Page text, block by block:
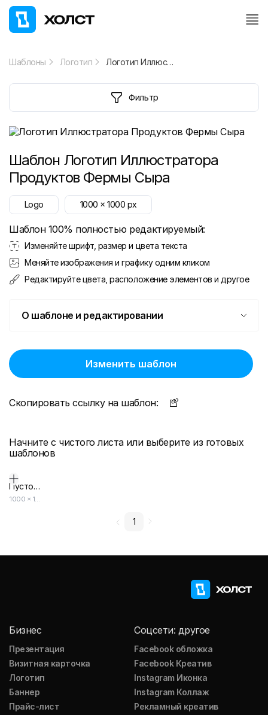
Шаблоны Логотип Логотип Иллюстратора Продуктов Фермы Сыра
Фильтр
Шаблон Логотип Иллюстратора
Продуктов Фермы Сыра
Logo 1000 x1000 px
Шаблон 100% полностью редактируемый:
Изменяйте шрифт, размер и цвета текста
Меняйте изображения и графику одним кликом
Редактируйте цвета, расположение элементов и другое
О шаблоне и редактировании
Изменить шаблон
Скопировать ссылку на шаблон:
Начните с чистого листа или выберите из готовых
шаблонов
Пустой дизайн-макет
1000 × 1000
1
Бизнес
Презентация
Визитная карточка
Логотип
Баннер
Прайс-лист
Соцсети: другое
Facebook обложка
Facebook Креатив
Instagram Иконка
Instagram Коллаж
Рекламный креатив